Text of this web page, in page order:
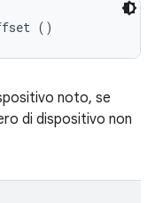
()
noto, se
di dispositivo non